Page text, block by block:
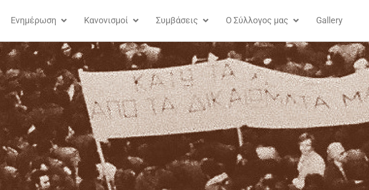
Ενημέρωση Κανονισμοί Συμβάσεις Ο Σύλλογος μας Gallery